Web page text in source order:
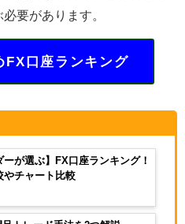
要があります。
FX口座ランキング
ーが選ぶ】FX口座ランキング！
やチャート比較